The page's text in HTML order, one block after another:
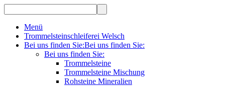
Menü
Trommelsteinschleiferei Welsch
Bei uns finden Sie:Bei uns finden Sie:
Bei uns finden Sie:
Trommelsteine
Trommelsteine Mischung
Rohsteine Mineralien